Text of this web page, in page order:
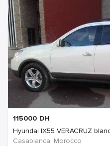
115000 DH
Hyundai IX55 VERACRUZ
Casablanca, Morocco